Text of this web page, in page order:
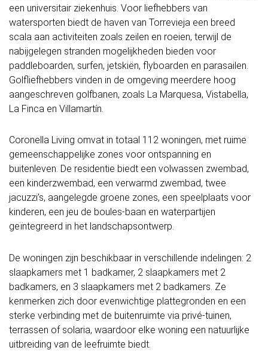
een universitair ziekenhuis. Voor liefhebbers van
watersporten biedt de haven van Torrevieja een breed
scala aan activiteiten zoals zeilen en roeien, terwijl de
nabijgelegen stranden mogelijkheden bieden voor
paddleboarden, surfen, jetskiën, flyboarden en parasailen.
Golfliefhebbers vinden in de omgeving meerdere hoog
aangeschreven golfbanen, zoals La Marquesa, Vistabella,
La Finca en Villamartín.
Coronella Living omvat in totaal 112 woningen, met ruime
gemeenschappelijke zones voor ontspanning en
buitenleven. De residentie biedt een volwassen zwembad,
een kinderzwembad, een verwarmd zwembad, twee
jacuzzi’s, aangelegde groene zones, een speelplaats voor
kinderen, een jeu de boules-baan en waterpartijen
geïntegreerd in het landschapsontwerp.
De woningen zijn beschikbaar in verschillende indelingen: 2
slaapkamers met 1 badkamer, 2 slaapkamers met 2
badkamers, en 3 slaapkamers met 2 badkamers. Ze
kenmerken zich door evenwichtige plattegronden en een
sterke verbinding met de buitenruimte via privé-tuinen,
terrassen of solaria, waardoor elke woning een natuurlijke
uitbreiding van de leefruimte biedt.